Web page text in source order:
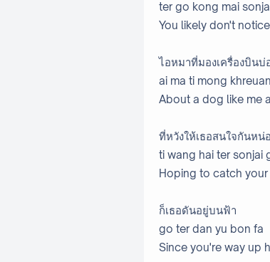
ter go kong mai
You likely don't
ไอหมาที่มองเครื่องบิน
ai ma ti mong
About a dog like me
ที่หวังให้เธอสนใจกันหน่
ti wang hai ter sonjai
Hoping to catch your
ก็เธอดันอยู่บนฟ้า
go ter dan yu bon fa
Since you're way up